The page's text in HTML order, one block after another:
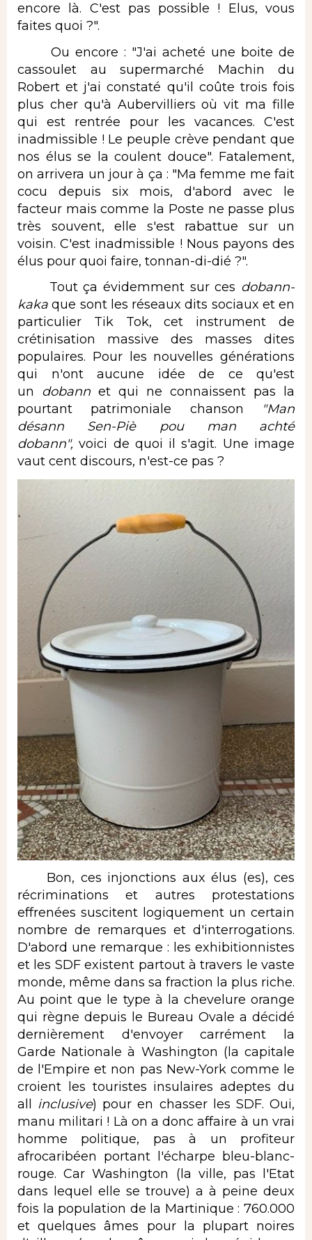
encore là. C'est pas possible ! Elus, vous
faites quoi ?".
Ou encore : "J'ai acheté une boite de
cassoulet au supermarché Machin du
Robert et j'ai constaté qu'il coûte trois fois
plus cher qu'à Aubervilliers où vit ma fille
qui est rentrée pour les vacances. C'est
inadmissible ! Le peuple crève pendant que
nos élus se la coulent douce". Fatalement,
on arrivera un jour à ça : "Ma femme me fait
cocu depuis six mois, d'abord avec le
facteur mais comme la Poste ne passe plus
très souvent, elle s'est rabattue sur un
voisin. C'est inadmissible ! Nous payons des
élus pour quoi faire, tonnan-di-dié ?".
Tout ça évidemment sur ces dobann-
kakaque sont les réseaux dits sociaux et en
particulier Tik Tok, cet instrument de
crétinisation massive des masses dites
populaires. Pour les nouvelles générations
qui n'ont aucune idée de ce qu'est
un dobann et qui ne connaissent pas la
pourtant patrimoniale chanson
"Man
désann Sen-Piè pou man achté
dobann",voici de quoi il s'agit. Une image
vaut cent discours, n'est-ce pas ?
Bon, ces injonctions aux élus (es), ces
récriminations et autres protestations
effrenées suscitent logiquement un certain
nombre de remarques et d'interrogations.
D'abord une remarque : les exhibitionnistes
et les SDF existent partout à travers le vaste
monde, même dans sa fraction la plus riche.
Au point que le type à la chevelure orange
qui règne depuis le Bureau Ovale a décidé
dernièrement d'envoyer carrément la
Garde Nationale à Washington (la capitale
de l'Empire et non pas New-York comme le
croient les touristes insulaires adeptes du
all inclusive) pour en chasser les SDF. Oui,
manu militari ! Là on a donc affaire à un vrai
homme politique, pas à un profiteur
afrocaribéen portant l'écharpe bleu-blanc-
rouge. Car Washington (la ville, pas l'Etat
dans lequel elle se trouve) a à peine deux
fois la population de la Martinique : 760.000
et quelques âmes pour la plupart noires